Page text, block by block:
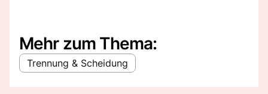
Mehr zum Thema:
Trennung & Scheidung